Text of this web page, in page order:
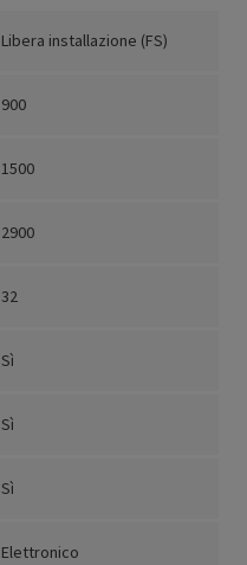
Libera installazione (FS)
900
1500
2900
32
Sì
Sì
Sì
Elettronico